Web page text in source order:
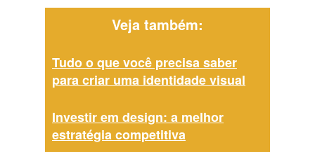
Veja também:
Tudo o que você precisa saber
para criar uma identidade visual
Investir em design: a melhor
estratégia competitiva